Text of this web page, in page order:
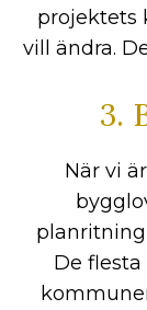
projektets
vill ändra.
3.
När vi
De flesta